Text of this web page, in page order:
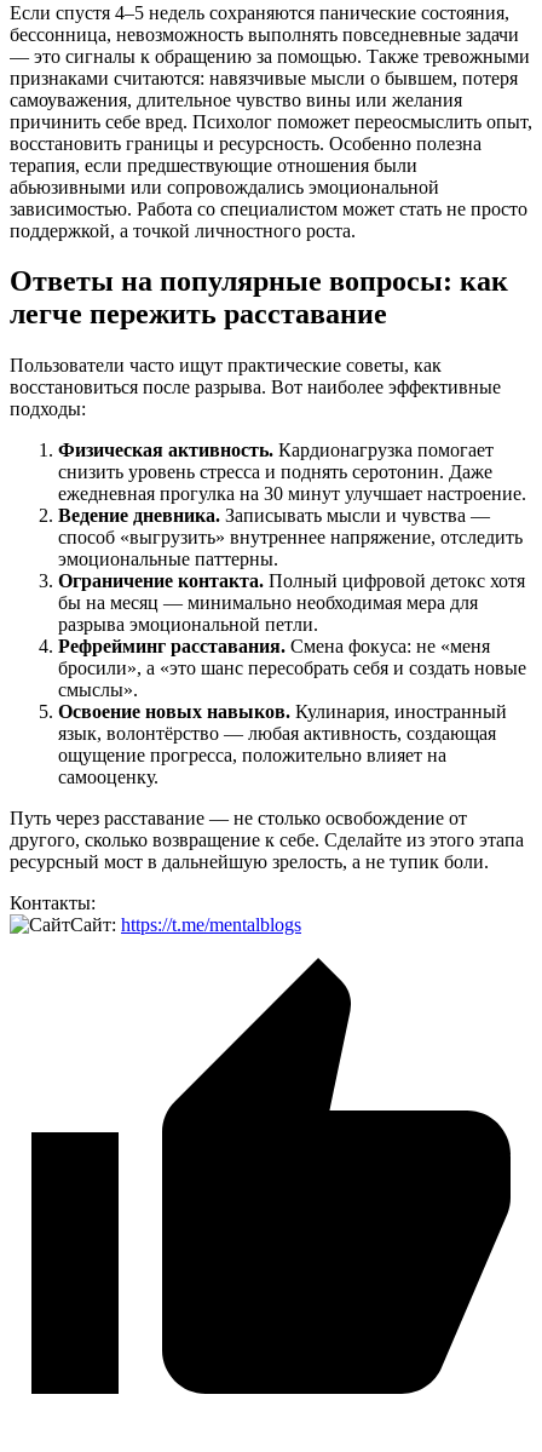
Если спустя 4–5 недель сохраняются панические состояния,
бессонница, невозможность выполнять повседневные задачи
— это сигналы к обращению за помощью. Также тревожными
признаками считаются: навязчивые мысли о бывшем, потеря
самоуважения, длительное чувство вины или желания
причинить себе вред. Психолог поможет переосмыслить опыт,
восстановить границы и ресурсность. Особенно полезна
терапия, если предшествующие отношения были
абьюзивными или сопровождались эмоциональной
зависимостью. Работа со специалистом может стать не просто
поддержкой, а точкой личностного роста.
Ответы на популярные вопросы: как
легче пережить расставание
Пользователи часто ищут практические советы, как
восстановиться после разрыва. Вот наиболее эффективные
подходы:
Физическая активность. Кардионагрузка помогает
снизить уровень стресса и поднять серотонин. Даже
ежедневная прогулка на 30 минут улучшает настроение.
Ведение дневника. Записывать мысли и чувства —
способ «выгрузить» внутреннее напряжение, отследить
эмоциональные паттерны.
Ограничение контакта. Полный цифровой детокс хотя
бы на месяц — минимально необходимая мера для
разрыва эмоциональной петли.
Рефрейминг расставания. Смена фокуса: не «меня
бросили», а «это шанс пересобрать себя и создать новые
смыслы».
Освоение новых навыков. Кулинария, иностранный
язык, волонтёрство — любая активность, создающая
ощущение прогресса, положительно влияет на
самооценку.
Путь через расставание — не столько освобождение от
другого, сколько возвращение к себе. Сделайте из этого этапа
ресурсный мост в дальнейшую зрелость, а не тупик боли.
Контакты:
Сайт: https://t.me/mentalblogs